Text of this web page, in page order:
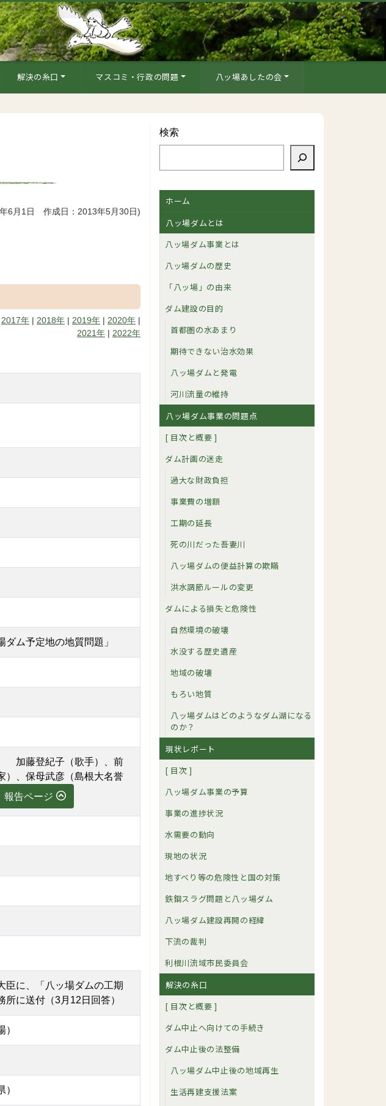
解決の糸口 マスコミ・行政の問題 八ッ場あしたの会
6月1日 作成日：2013年5月30日)
2017年 | 2018年 | 2019年 | 2020年 |
2021年 | 2022年
ム予定地の地質問題」
加藤登紀子（歌手）、前
）、保母武彦（島根大名誉
報告ページ
臣に、「八ッ場ダムの工期
に送付（3月12日回答）
検索
ホーム
八ッ場ダムとは
八ッ場ダム事業とは
八ッ場ダムの歴史
「八ッ場」の由来
ダム建設の目的
首都圏の水あまり
期待できない治水効果
八ッ場ダムと発電
河川流量の維持
八ッ場ダム事業の問題点
[ 目次と概要 ]
ダム計画の迷走
過大な財政負担
事業費の増額
工期の延長
死の川だった吾妻川
八ッ場ダムの便益計算の欺瞞
洪水調節ルールの変更
ダムによる損失と危険性
自然環境の破壊
水没する歴史遺産
地域の破壊
もろい地質
八ッ場ダムはどのようなダム湖になる
のか？
現状レポート
[ 目次 ]
八ッ場ダム事業の予算
事業の進捗状況
水需要の動向
現地の状況
地すべり等の危険性と国の対策
鉄鋼スラグ問題と八ッ場ダム
八ッ場ダム建設再開の経緯
下流の裁判
利根川流域市民委員会
解決の糸口
[ 目次と概要 ]
ダム中止へ向けての手続き
ダム中止後の法整備
八ッ場ダム中止後の地域再生
生活再建支援法案